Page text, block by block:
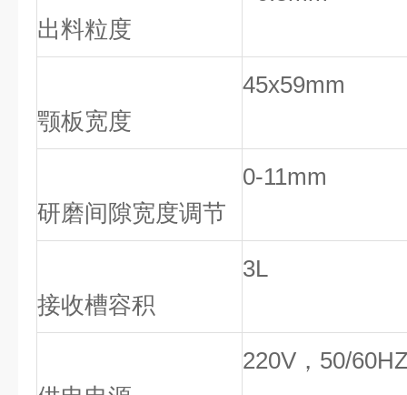
出料粒度
颚板宽度
45x59mm
研磨间隙宽度调节
0-11mm
接收槽容积
3L
220V ， 50/